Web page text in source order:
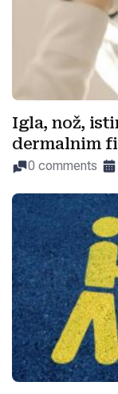
Igla, nož,
dermalnim
0 comments